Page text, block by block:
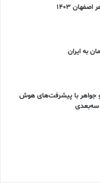
1403
به ایران
جواهر با پیشرفت‌های هوش